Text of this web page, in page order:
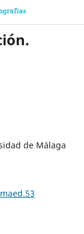
de Málaga